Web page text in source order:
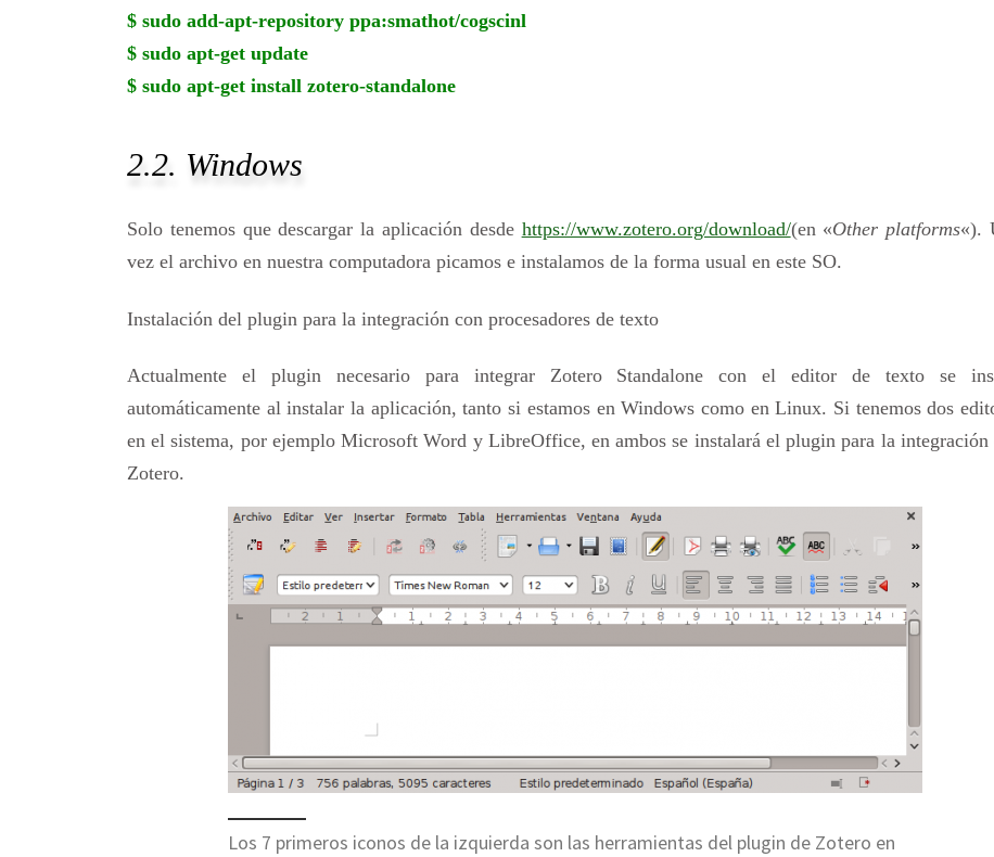
$ sudo add-apt-repository ppa:smathot/cogscinl
$ sudo apt-get update
$ sudo apt-get install zotero-standalone
2.2. Windows
Solo tenemos que descargar la aplicación desde https://www.zotero.org/download/(en «Other platforms«).
vez el archivo en nuestra computadora picamos e instalamos de la forma usual en este SO.
Instalación del plugin para la integración con procesadores de texto
Actualmente el plugin necesario para integrar Zotero Standalone con el editor de texto se
automáticamente al instalar la aplicación, tanto si estamos en Windows como en Linux. Si tenemos dos
en el sistema, por ejemplo Microsoft Word y LibreOffice, en ambos se instalará el plugin para la integración
Zotero.
Los 7 primeros iconos de la izquierda son las herramientas del plugin de Zotero en